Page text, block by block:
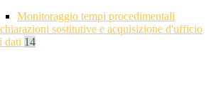
Monitoraggio tempi procedimentali
sostitutive e acquisizione d'ufficio
dati 14